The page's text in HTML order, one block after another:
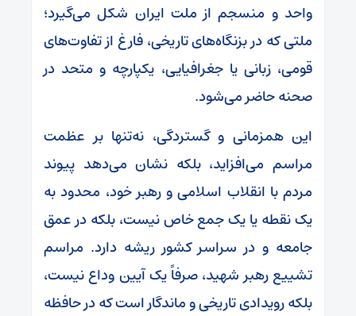
واحد و منسجم از ملت ایران شکل می‌گیرد؛
ملتی که در بزنگاه‌های تاریخی، فارغ از تفاوت‌های
قومی، زبانی یا جغرافیایی، یکپارچه و متحد در
صحنه حاضر می‌شود.
این همزمانی و گستردگی، نه‌تنها بر عظمت
مراسم می‌افزاید، بلکه نشان می‌دهد پیوند
مردم با انقلاب اسلامی و رهبر خود، محدود به
یک نقطه یا یک جمع خاص نیست، بلکه در عمق
جامعه و در سراسر کشور ریشه دارد. مراسم
تشییع رهبر شهید، صرفاً یک آیین وداع نیست،
بلکه رویدادی تاریخی و ماندگار است که در حافظه